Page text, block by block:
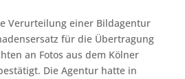
Verurteilung einer Bildagentur
für die Übertragung
an Fotos aus dem Kölner
Die Agentur hatte in